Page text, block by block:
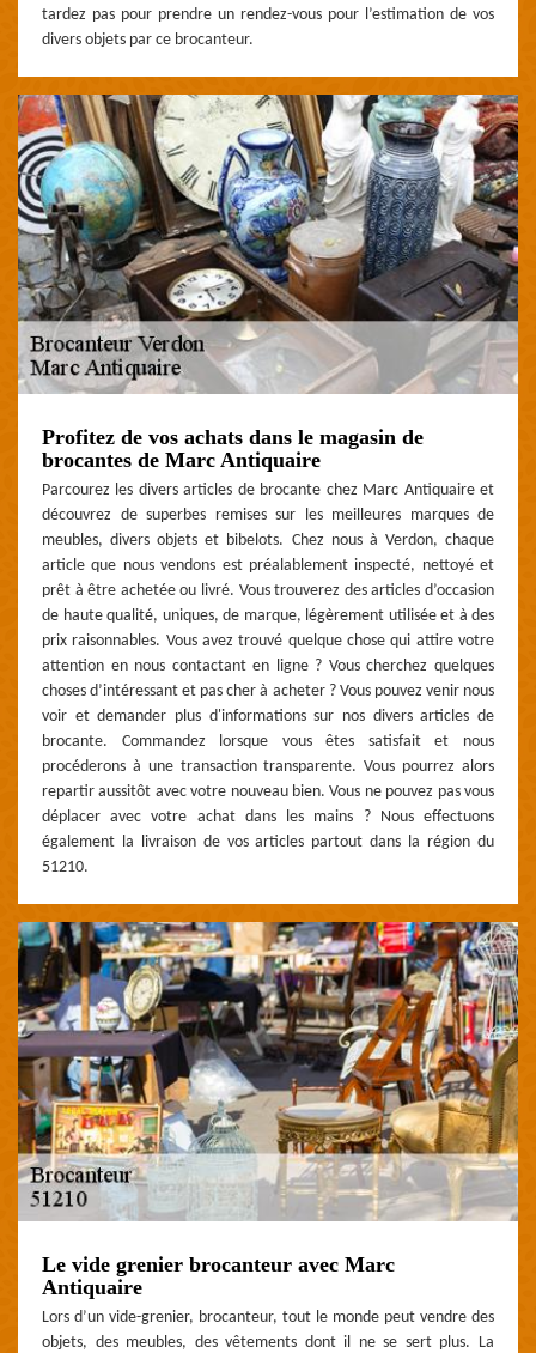
tardez pas pour prendre un rendez-vous pour l’estimation de vos
divers objets par ce brocanteur.
Profitez de vos achats dans le magasin de
brocantes de Marc Antiquaire
Parcourez les divers articles de brocante chez Marc Antiquaire et
découvrez de superbes remises sur les meilleures marques de
meubles, divers objets et bibelots. Chez nous à Verdon, chaque
article que nous vendons est préalablement inspecté, nettoyé et
prêt à être achetée ou livré. Vous trouverez des articles d’occasion
de haute qualité, uniques, de marque, légèrement utilisée et à des
prix raisonnables. Vous avez trouvé quelque chose qui attire votre
attention en nous contactant en ligne ? Vous cherchez quelques
choses d’intéressant et pas cher à acheter ? Vous pouvez venir nous
voir et demander plus d'informations sur nos divers articles de
brocante. Commandez lorsque vous êtes satisfait et nous
procéderons à une transaction transparente. Vous pourrez alors
repartir aussitôt avec votre nouveau bien. Vous ne pouvez pas vous
déplacer avec votre achat dans les mains ? Nous effectuons
également la livraison de vos articles partout dans la région du
51210.
Le vide grenier brocanteur avec Marc
Antiquaire
Lors d’un vide-grenier, brocanteur, tout le monde peut vendre des
objets, des meubles, des vêtements dont il ne se sert plus. La